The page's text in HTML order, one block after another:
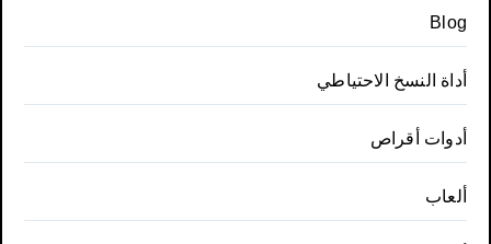
Blog
أداة النسخ الاحتياطي
أدوات أقراص
ألعاب